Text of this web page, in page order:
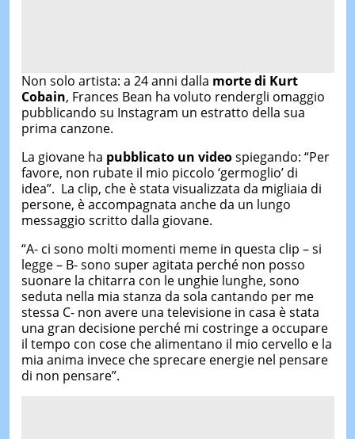
Non solo artista: a 24 anni dalla morte di Kurt
Cobain, Frances Bean ha voluto rendergli omaggio
pubblicando su Instagram un estratto della sua
prima canzone.
La giovane ha pubblicato un videospiegando: “Per
favore, non rubate il mio piccolo ‘germoglio’ di
idea”. La clip, che è stata visualizzata da migliaia di
persone, è accompagnata anche da un lungo
messaggio scritto dalla giovane.
“A- ci sono molti momenti meme in questa clip – si
legge – B- sono super agitata perché non posso
suonare la chitarra con le unghie lunghe, sono
seduta nella mia stanza da sola cantando per me
stessa C- non avere una televisione in casa è stata
una gran decisione perché mi costringe a occupare
il tempo con cose che alimentano il mio cervello e la
mia anima invece che sprecare energie nel pensare
di non pensare”.